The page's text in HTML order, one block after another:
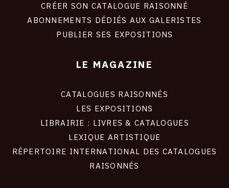
CRÉER SON CATALOGUE RAISONNÉ
ABONNEMENTS DÉDIÉS AUX GALERISTES
PUBLIER SES EXPOSITIONS
LE MAGAZINE
CATALOGUES RAISONNÉS
LES EXPOSITIONS
LIBRAIRIE : LIVRES & CATALOGUES
LEXIQUE ARTISTIQUE
RÉPERTOIRE INTERNATIONAL DES CATALOGUES
RAISONNÉS